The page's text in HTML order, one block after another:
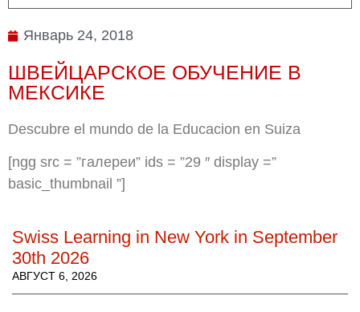
Январь 24, 2018
ШВЕЙЦАРСКОЕ ОБУЧЕНИЕ В
МЕКСИКЕ
Descubre el mundo de la Educacion en Suiza
[ngg src = ”галереи” ids = ”29 ″ display =”
basic_thumbnail ”]
Swiss Learning in New York in September
30th 2026
АВГУСТ 6, 2026